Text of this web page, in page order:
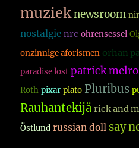
muzieknewsroom
nostalgie nrc ohrensessel
onzinnige aforismen orhan
paradise lost patrick
Roth pixar plato Pluribus
Rauhantekijä rick and
Östlund russian doll say